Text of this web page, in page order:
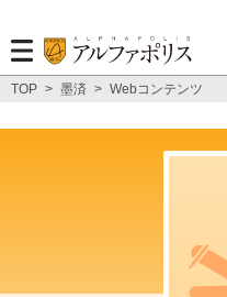
TOP > 墨済 > Webコンテンツ